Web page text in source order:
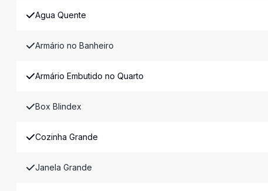
Agua Quente
Armário no Banheiro
Armário Embutido no Quarto
Box Blindex
Cozinha Grande
Janela Grande